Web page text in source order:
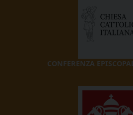
CONFERENZA